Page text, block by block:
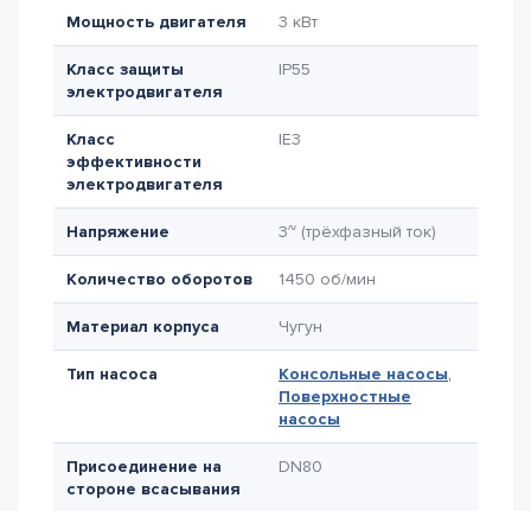
Мощность двигателя 3 кВт
Класс защиты
электродвигателя
IP55
Класс
эффективности
электродвигателя
IE3
Напряжение 3~ (трёхфазный ток)
Количество оборотов 1450 об/мин
Материал корпуса Чугун
Тип насоса Консольные насосы,
Поверхностные
насосы
Присоединение на
стороне всасывания
DN80